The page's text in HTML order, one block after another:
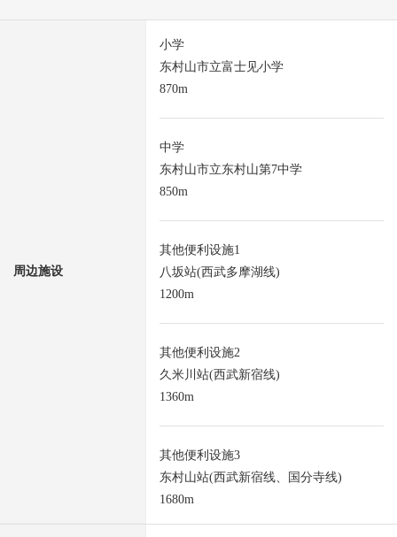
周边施设
小学
东村山市立富士见小学
870m
中学
东村山市立东村山第7中学
850m
其他便利设施1
八坂站(西武多摩湖线)
1200m
其他便利设施2
久米川站(西武新宿线)
1360m
其他便利设施3
东村山站(西武新宿线、国分寺线)
1680m